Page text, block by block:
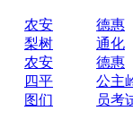
农安 德惠
梨树 通化
农安 德惠
四平 公主
图们
员考